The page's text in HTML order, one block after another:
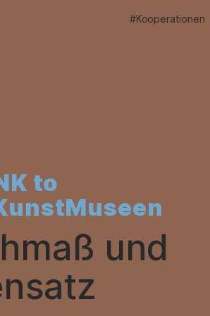
#Kooperationen
to
und